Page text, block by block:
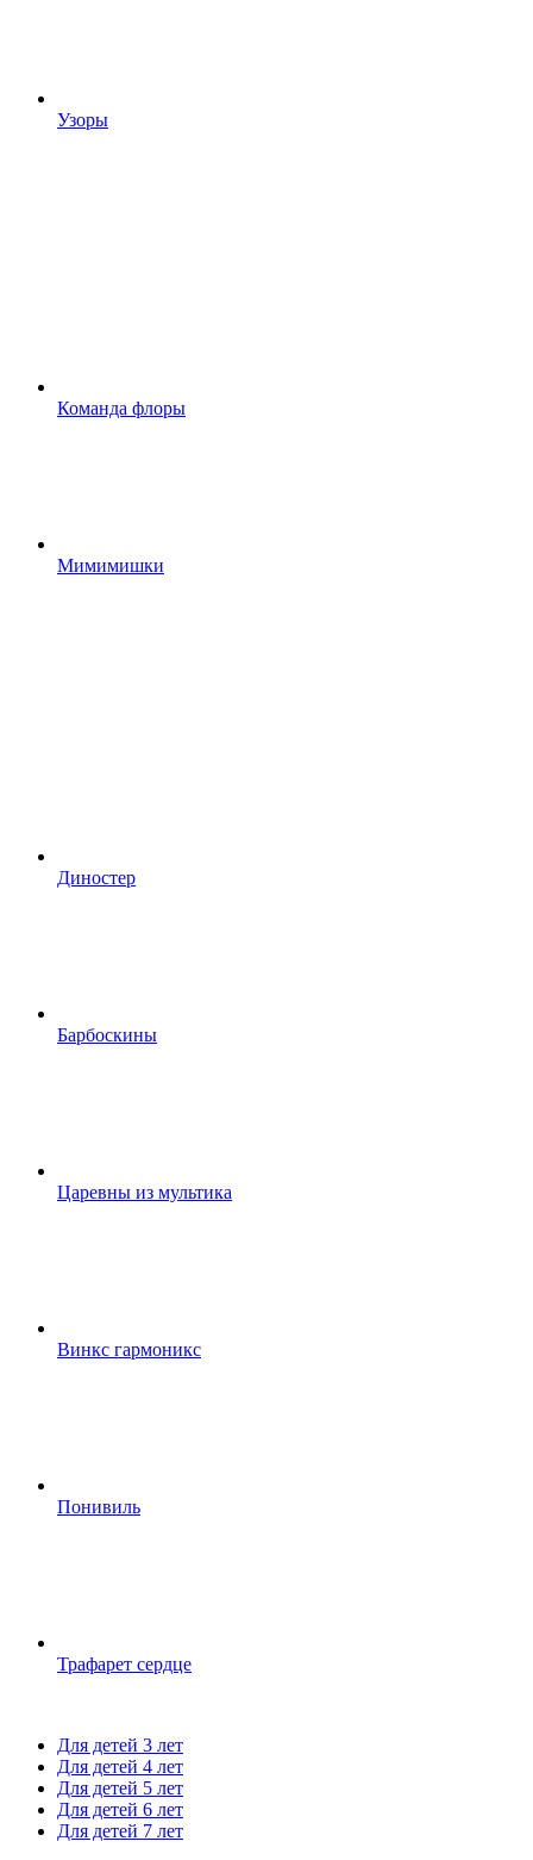
Узоры
Команда флоры
Мимимишки
Диностер
Барбоскины
Царевны из мультика
Винкс гармоникс
Понивиль
Трафарет сердце
Для детей 3 лет
Для детей 4 лет
Для детей 5 лет
Для детей 6 лет
Для детей 7 лет